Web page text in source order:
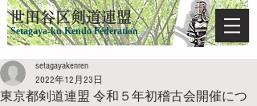
​世田谷区剣道連盟
Setagaya-ku Kendo Federation
東京都剣道連盟 令和５年初稽古会開催につ
setagayakenren
2022年12月23日